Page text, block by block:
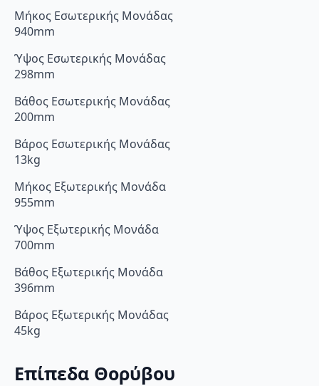
Μήκος Εσωτερικής Μονάδας
940mm
Ύψος Εσωτερικής Μονάδας
298mm
Βάθος Εσωτερικής Μονάδας
200mm
Βάρος Εσωτερικής Μονάδας
13kg
Μήκος Εξωτερικής Μονάδα
955mm
Ύψος Εξωτερικής Μονάδα
700mm
Βάθος Εξωτερικής Μονάδα
396mm
Βάρος Εξωτερικής Μονάδας
45kg
Επίπεδα Θορύβου